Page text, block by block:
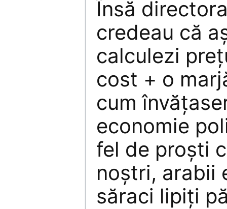
Însă
credeau că
calculezi
cost + o
cum
economie
fel de proşti
noştri, arabii
săraci lipiţi